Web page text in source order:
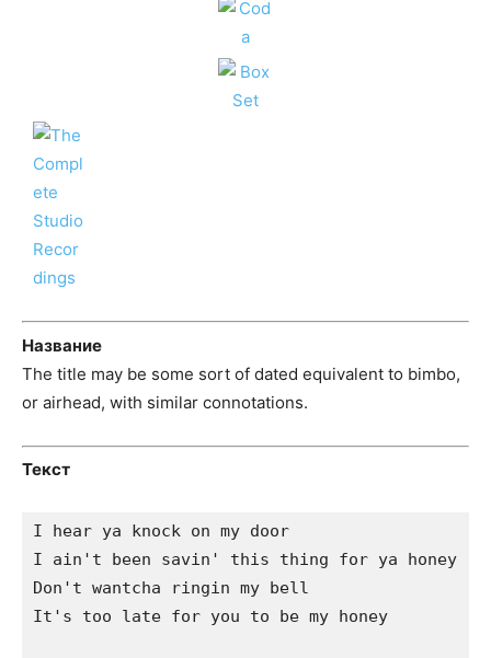
Название
The title may be some sort of dated equivalent to bimbo,
or airhead, with similar connotations.
Текст
I hear ya knock on my door
I ain't been savin' this thing for ya honey
Don't wantcha ringin my bell
It's too late for you to be my honey